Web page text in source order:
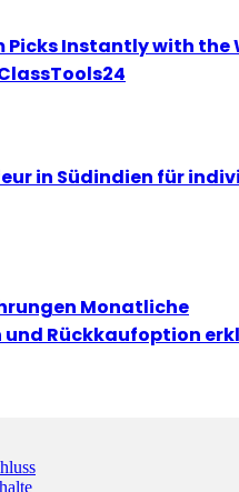
Picks Instantly with the
in Südindien für
Monatliche
und Rückkaufoption